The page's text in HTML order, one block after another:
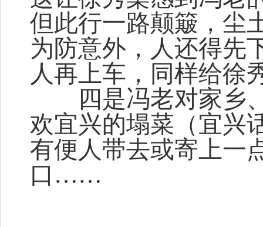
但此行一路颠簸，尘
为防意外，人还得先
人再上车，同样给徐
四是冯老对家乡、
欢宜兴的塌菜（宜兴
有便人带去或寄上一
口……